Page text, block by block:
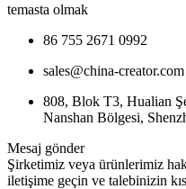
temasta olmak
86 755 2671 0992
sales@china-creator.com
808, Blok T3, Hualian
Nanshan Bölgesi,
Mesaj gönder
Şirketimiz veya ürünlerimiz
iletişime geçin ve talebinizin